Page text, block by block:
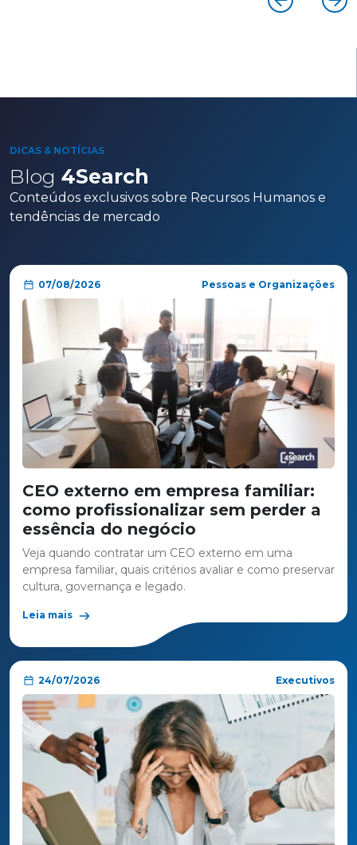
DICAS & NOTÍCIAS
Blog 4Search
Conteúdos exclusivos sobre Recursos Humanos e
tendências de mercado
07/08/2026 Pessoas e Organizações
CEO externo em empresa familiar:
como profissionalizar sem perder a
essência do negócio
Veja quando contratar um CEO externo em uma
empresa familiar, quais critérios avaliar e como preservar
cultura, governança e legado.
Leia mais
24/07/2026 Executivos